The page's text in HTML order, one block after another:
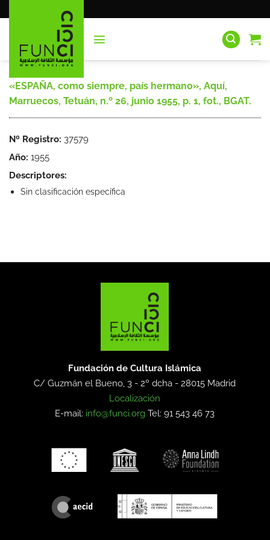
al
«ESPAÑA, como siempre, país hermano», Aquí,
Marruecos, Tetuán, n.º 26, junio 1955, p. 1, fot., BGAT.
Nº Registro: 37579
Año: 1955
Descriptores:
Sin clasificación específica
Fundación de Cultura Islámica
C/ Guzmán el Bueno, 3 - 2º dcha -28015 Madrid
Localización
E-mail: info@funci.org Tel: 91 543 46 73